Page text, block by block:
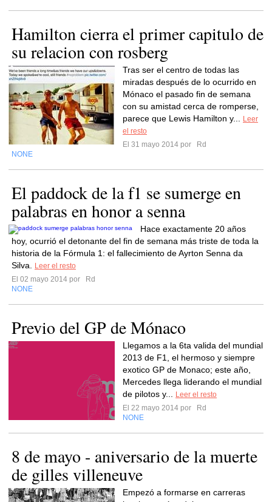
Hamilton cierra el primer capitulo de
su relacion con rosberg
Tras ser el centro de todas las
miradas después de lo ocurrido en
Mónaco el pasado fin de semana
con su amistad cerca de romperse,
parece que Lewis Hamilton y...
Leer
el resto
El 31 mayo 2014 por
Rd
NONE
El paddock de la f1 se sumerge en
palabras en honor a senna
Hace exactamente 20 años
hoy, ocurrió el detonante del fin de semana más triste de toda la
historia de la Fórmula 1: el fallecimiento de Ayrton Senna da
Silva.
Leer el resto
El 02 mayo 2014 por
Rd
NONE
Previo del GP de Mónaco
Llegamos a la 6ta valida del mundial
2013 de F1, el hermoso y siempre
exotico GP de Monaco; este año,
Mercedes llega liderando el mundial
de pilotos y...
Leer el resto
El 22 mayo 2014 por
Rd
NONE
8 de mayo - aniversario de la muerte
de gilles villeneuve
Empezó a formarse en carreras